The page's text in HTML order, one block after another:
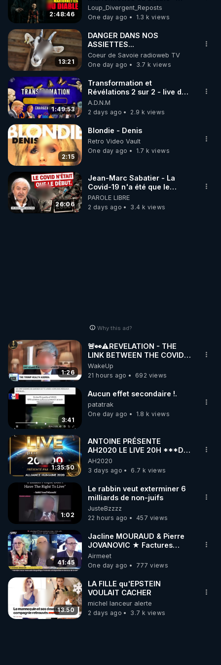
accompagné…
2:48:46
Loup Divergent 2026.08.07
Loup_Divergent_Reposts
One day ago
1.3 k views
13:21
DANGER DANS NOS
ASSIETTES...
Coeur de Savoie radioweb TV
One day ago
3.7 k views
1:49:53
Transformation et
Révélations 2 sur 2 - live du
07/08/26
A.D.N.M
2 days ago
2.9 k views
2:15
Blondie - Denis
Retro Video Vault
One day ago
1.7 k views
26:06
Jean-Marc Sabatier - La
Covid-19 n'a été que le
début - L'ARNm & l'ARNm-aa
jusqu où auront-t-il ?
PAROLE LIBRE
2 days ago
3.4 k views
Why this ad?
1:26
🚨👀⚠️REVELATION - THE
LINK BETWEEN THE COVID
VACCINE AND CANCER -LIEN
VACCIN COVID ET CANCER
WakeUp
21 hours ago
692 views
3:41
Aucun effet secondaire !.
patatrak
One day ago
1.8 k views
1:35:50
ANTOINE PRÉSENTE
AH2020 LE LIVE 20H ***DU
06/08/2026***
AH2020
3 days ago
6.7 k views
1:02
Le rabbin veut exterminer 6
milliards de non-juifs
JusteBzzzz
22 hours ago
457 views
41:45
Jacline MOURAUD & Pierre
JOVANOVIC ★ Factures
Impayées : Où Est Passé Le
Pognon ?
Airmeet
One day ago
777 views
13:50
LA FILLE qu'EPSTEIN
VOULAIT CACHER
michel lanceur alerte
2 days ago
3.7 k views